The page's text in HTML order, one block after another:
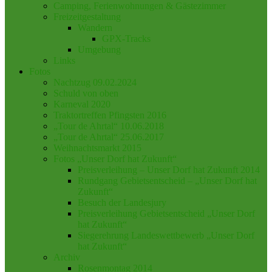
Camping, Ferienwohnungen & Gästezimmer
Freizeitgestaltung
Wandern
GPX-Tracks
Umgebung
Links
Fotos
Nachtzug 09.02.2024
Schuld von oben
Karneval 2020
Traktortreffen Pfingsten 2016
„Tour de Ahrtal“ 10.06.2018
„Tour de Ahrtal“ 25.06.2017
Weihnachtsmarkt 2015
Fotos „Unser Dorf hat Zukunft“
Preisverleihung – Unser Dorf hat Zukunft 2014
Rundgang Gebietsentscheid – „Unser Dorf hat
Zukunft“
Besuch der Landesjury
Preisverleihung Gebietsentscheid „Unser Dorf
hat Zukunft“
Siegerehrung Landeswettbewerb „Unser Dorf
hat Zukunft“
Archiv
Rosenmontag 2014